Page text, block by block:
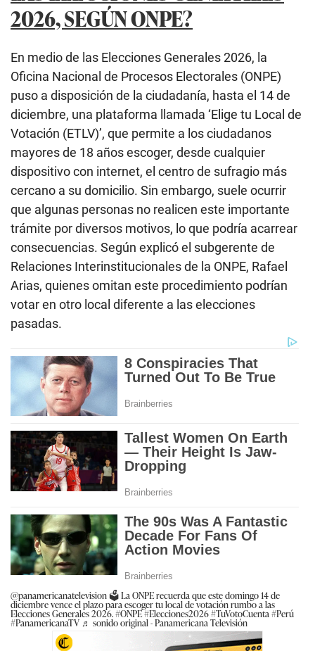
2026, SEGÚN ONPE?
En medio de las Elecciones Generales 2026, la
Oficina Nacional de Procesos Electorales (ONPE)
puso a disposición de la ciudadanía, hasta el 14 de
diciembre, una plataforma llamada ‘Elige tu Local de
Votación (ETLV)’, que permite a los ciudadanos
mayores de 18 años escoger, desde cualquier
dispositivo con internet, el centro de sufragio más
cercano a su domicilio. Sin embargo, suele ocurrir
que algunas personas no realicen este importante
trámite por diversos motivos, lo que podría acarrear
consecuencias. Según explicó el subgerente de
Relaciones Interinstitucionales de la ONPE, Rafael
Arias, quienes omitan este procedimiento podrían
votar en otro local diferente a las elecciones
pasadas.
@panamericanatelevision🗳️ La ONPE recuerda que este domingo 14 de
diciembre vence el plazo para escoger tu local de votación rumbo a las
Elecciones Generales 2026. #ONPE #Elecciones2026 #TuVotoCuenta #Perú
#PanamericanaTV ♬ sonido original - Panamericana Televisión